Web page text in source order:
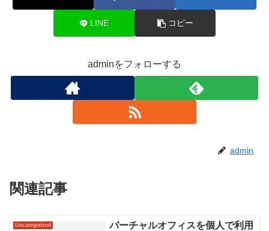
LINE コピー
adminをフォローする
admin
関連記事
Uncategorized
バーチャルオフィスを個人で利用